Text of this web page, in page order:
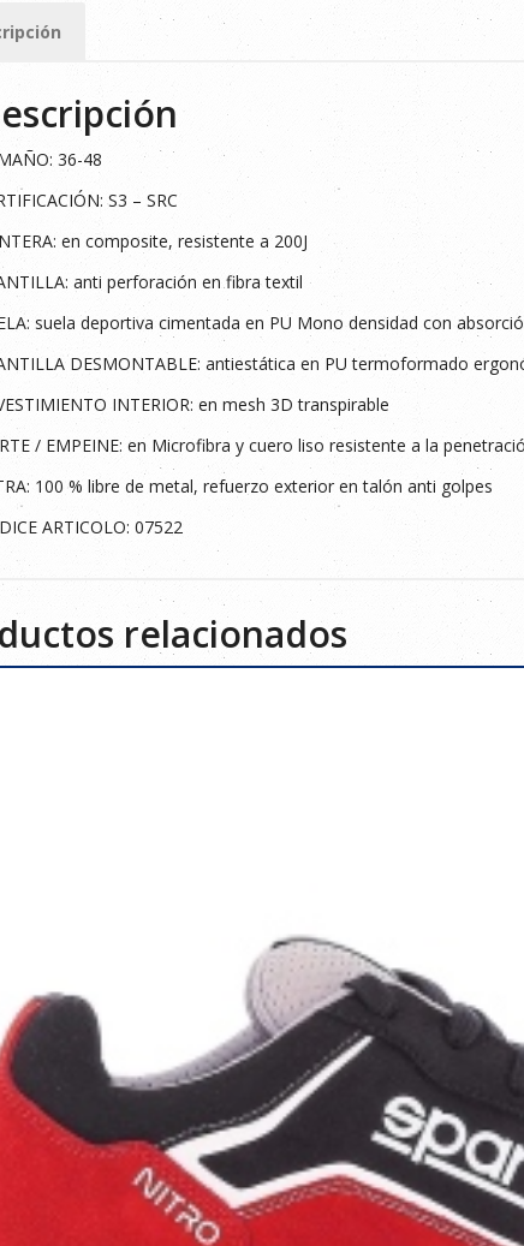
36-48
S3 – SRC
en composite, resistente a 200J
anti perforación en fibra textil
suela deportiva cimentada en PU Mono densidad con
DESMONTABLE: antiestática en PU termoformado
INTERIOR: en mesh 3D transpirable
/ EMPEINE: en Microfibra y cuero liso resistente a la
100 % libre de metal, refuerzo exterior en talón anti golpes
ARTICOLO: 07522
relacionados